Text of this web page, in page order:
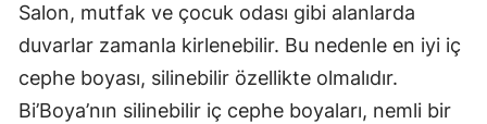
Salon, mutfak ve çocuk odası gibi alanlarda
duvarlar zamanla kirlenebilir. Bu nedenle en iyi iç
cephe boyası, silinebilir özellikte olmalıdır.
Bi’Boya’nın silinebilir iç cephe boyaları, nemli bir